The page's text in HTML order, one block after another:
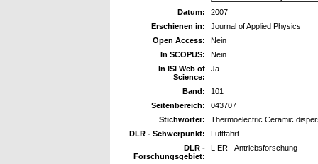
Datum:
2007
Erschienen in:
Journal of Applied Physics
Open Access:
Nein
In SCOPUS:
Nein
In ISI Web of
Science:
Ja
Band:
101
Seitenbereich:
043707
Stichwörter:
Thermoelectric Ceramic
DLR - Schwerpunkt:
Luftfahrt
DLR -
Forschungsgebiet:
L ER - Antriebsforschung